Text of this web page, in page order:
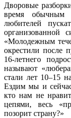
Дворовые
время обычным
любителей
организованной
«Молодежным
окрестили после
16-летнего
называют
стали лет 10–15
Ездим мы и
кто нам не
цепями, весь
позорит страну?»